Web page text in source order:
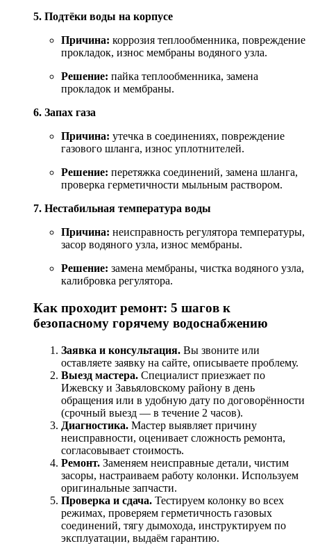
5. Подтёки воды на корпусе
Причина: коррозия теплообменника, повреждение
прокладок, износ мембраны водяного узла.
Решение: пайка теплообменника, замена
прокладок и мембраны.
6. Запах газа
Причина: утечка в соединениях, повреждение
газового шланга, износ уплотнителей.
Решение: перетяжка соединений, замена шланга,
проверка герметичности мыльным раствором.
7. Нестабильная температура воды
Причина: неисправность регулятора температуры,
засор водяного узла, износ мембраны.
Решение: замена мембраны, чистка водяного узла,
калибровка регулятора.
Как проходитремонт: 5 шагов к
безопасному горячему водоснабжению
Заявка и консультация. Вы звоните или
оставляете заявку на сайте, описываете проблему.
Выезд мастера. Специалист приезжает по
Ижевску и Завьяловскому району в день
обращения или в удобную дату по договорённости
(срочный выезд — в течение 2 часов).
Диагностика. Мастер выявляет причину
неисправности, оценивает сложность ремонта,
согласовывает стоимость.
Ремонт. Заменяем неисправные детали, чистим
засоры, настраиваем работу колонки. Используем
оригинальные запчасти.
Проверка и сдача. Тестируем колонку во всех
режимах, проверяем герметичность газовых
соединений, тягу дымохода, инструктируем по
эксплуатации, выдаём гарантию.